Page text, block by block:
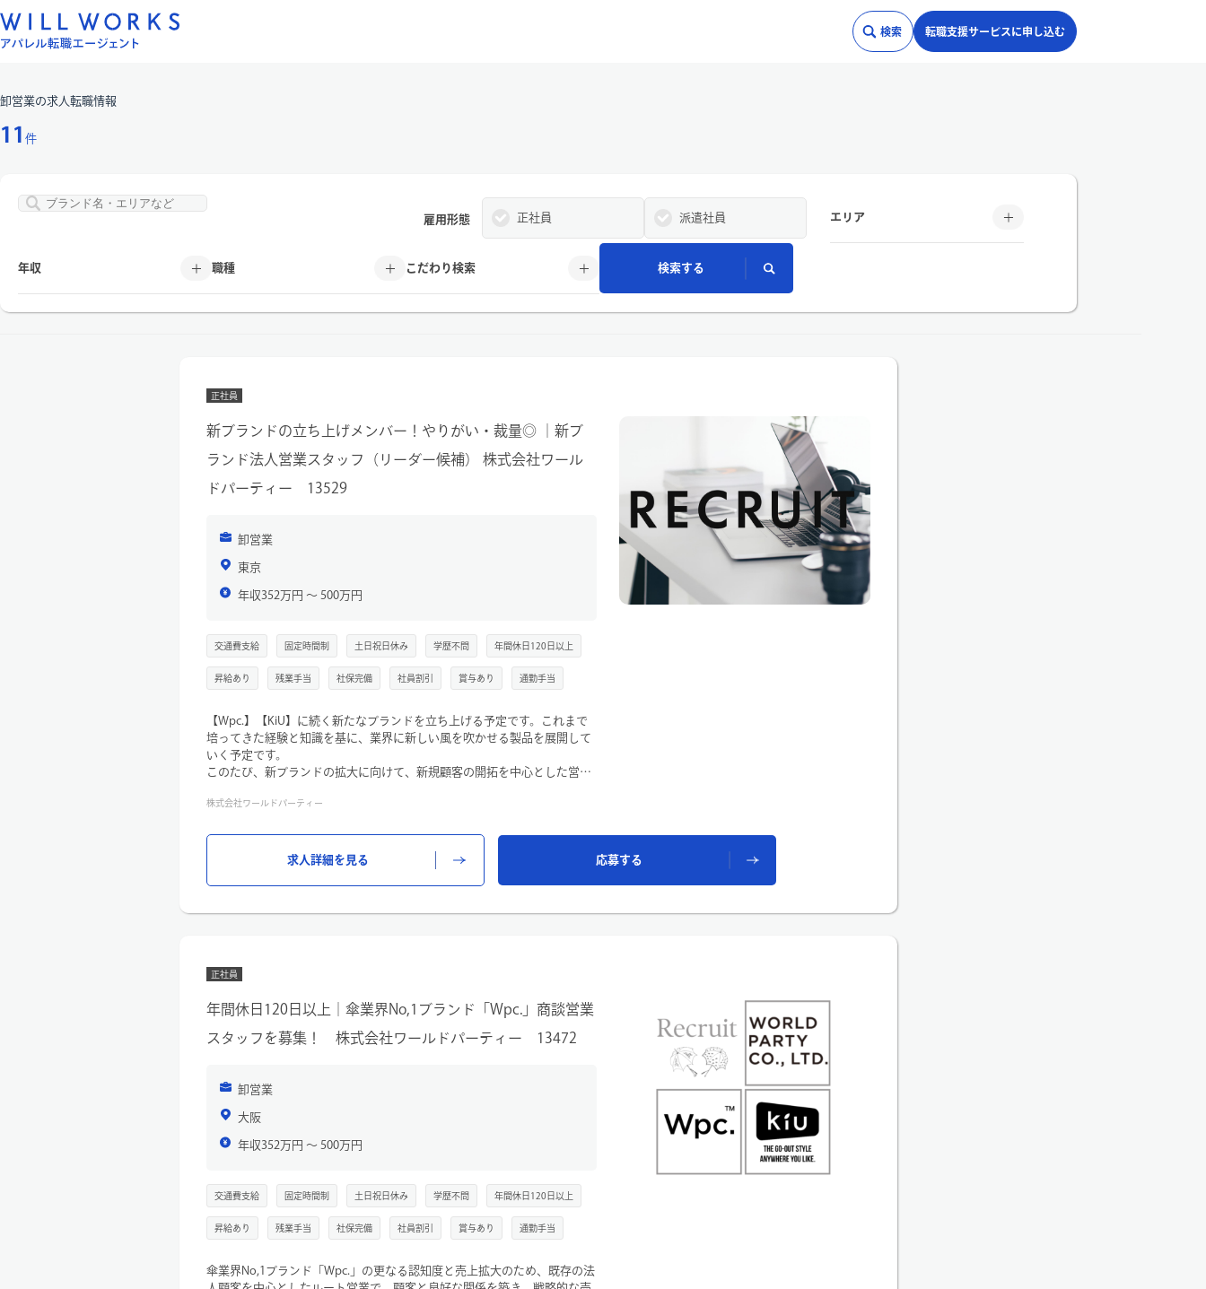
コ
ン
ツ
へ
検索 転職支援サービスに申し込む
卸営業の求人転職情報
11 件
雇用形態 正社員 派遣社員 エリア
年収 職種 こだわり検索
正社員
新ブランドの立ち上げメンバー！やりがい・裁量◎ ｜新ブ
ランド法人営業スタッフ（リーダー候補） 株式会社ワール
ドパーティー 13529
卸営業
東京
年収352万円 〜 500万円
交通費支給 固定時間制 土日祝日休み 学歴不問 年間休日120日以上
昇給あり 残業手当 社保完備 社員割引 賞与あり 通勤手当
【Wpc.】【KiU】に続く新たなブランドを立ち上げる予定です。これまで
培ってきた経験と知識を基に、業界に新しい風を吹かせる製品を展開して
いく予定です。
このたび、新ブランドの拡大に向けて、新規顧客の開拓を中心とした営業
・新規顧客開拓＆契約締結
・イベント、催事出展ヘルプ
売員の手配など、イベント成功に向けた様々な業務を遂行します
入社直後は社内業務を通して、お取引先様の特性や業務の流れなどを把握
株式会社ワールドパーティー
求人詳細を見る 応募する
正社員
年間休日120日以上｜傘業界No,1ブランド「Wpc.」商談営業
スタッフを募集！ 株式会社ワールドパーティー 13472
卸営業
大阪
年収352万円 〜 500万円
交通費支給 固定時間制 土日祝日休み 学歴不問 年間休日120日以上
昇給あり 残業手当 社保完備 社員割引 賞与あり 通勤手当
傘業界No,1ブランド「Wpc.」の更なる認知度と売上拡大のため、既存の法